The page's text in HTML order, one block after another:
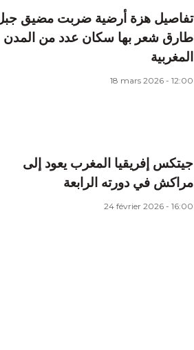
تفاصيل هزة أرضية ضربت مضيق
طارق شعر بها سكان عدد من المدن
المغربية
18 mars 2026 - 12:00
جيتكس إفريقيا المغرب يعود إلى
مراكش في دورته الرابعة
24 février 2026 - 16:00